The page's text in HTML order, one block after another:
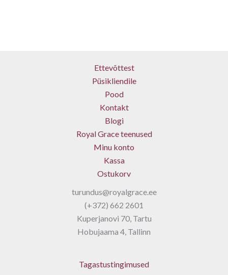
Ettevõttest
Püsikliendile
Pood
Kontakt
Blogi
Royal Grace teenused
Minu konto
Kassa
Ostukorv
turundus@royalgrace.ee
(+372) 662 2601
Kuperjanovi 70, Tartu
Hobujaama 4, Tallinn
Tagastustingimused